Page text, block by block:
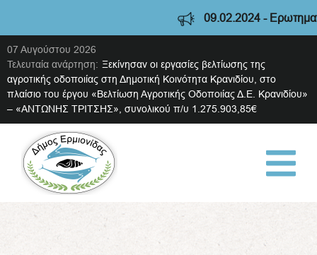
09.02.2024 -
07 Αυγούστου 2026
Τελευταία ανάρτηση: Ξεκίνησαν οι εργασίες βελτίωσης της
αγροτικής οδοποιίας στη Δημοτική Κοινότητα Κρανιδίου, στο
πλαίσιο του έργου «Βελτίωση Αγροτικής Οδοποιίας Δ.Ε. Κρανιδίου»
– «ΑΝΤΩΝΗΣ ΤΡΙΤΣΗΣ», συνολικού π/υ 1.275.903,85€